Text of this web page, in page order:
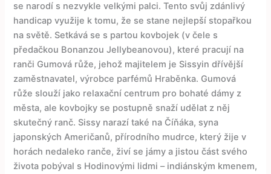
se narodí s nezvykle velkými palci. Tento svůj zdánlivý
handicap využije k tomu, že se stane nejlepší stopařkou
na světě. Setkává se s partou kovbojek (v čele s
předačkou Bonanzou Jellybeanovou), které pracují na
ranči Gumová růže, jehož majitelem je Sissyin dřívější
zaměstnavatel, výrobce parfémů Hraběnka. Gumová
růže slouží jako relaxační centrum pro bohaté dámy z
města, ale kovbojky se postupně snaží udělat z něj
skutečný ranč. Sissy narazí také na Číňáka, syna
japonských Američanů, přírodního mudrce, který žije v
horách nedaleko ranče, živí se jámy a jistou část svého
života pobýval s Hodinovými lidmi – indiánským kmenem,